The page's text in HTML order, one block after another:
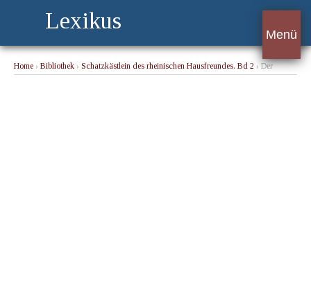
Lexikus
Menü
Home › Bibliothek › Schatzkästlein des rheinischen Hausfreundes. Bd 2 › Der